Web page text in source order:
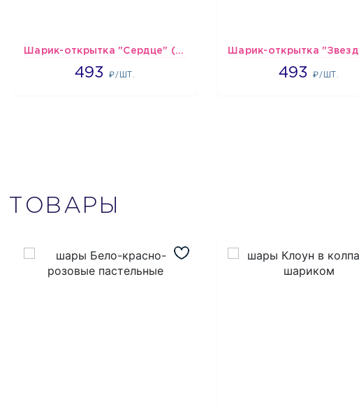
Шарик-открытка "Сердце" (45 см) - 2
493₽/ШТ.
493
493₽/ШТ.
493
ТОВАРЫ